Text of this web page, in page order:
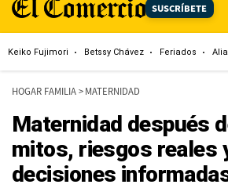
SUSCRÍBETE
Keiko Fujimori Betssy Chávez Feriados
HOGAR FAMILIA> MATERNIDAD
Maternidad después
mitos, riesgos reales
decisiones